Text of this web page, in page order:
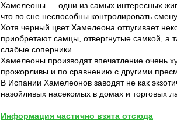
Хамелеоны — одни из самых интересных
что во сне неспособны контролировать
Хотя черный цвет Хамелеона отпугивает
приобретают самцы, отвергнутые самкой, а
слабые соперники.
Хамелеоны производят впечатление очень
прожорливы и по сравнению с другими
В Испании Хамелеонов заводят не как
назойливых насекомых в домах и торговых
Информация частично взята отсюда